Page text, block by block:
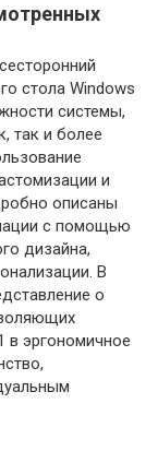
стола Windows
системы,
так и более
и
описаны
с помощью
дизайна,
В
о
в эргономичное